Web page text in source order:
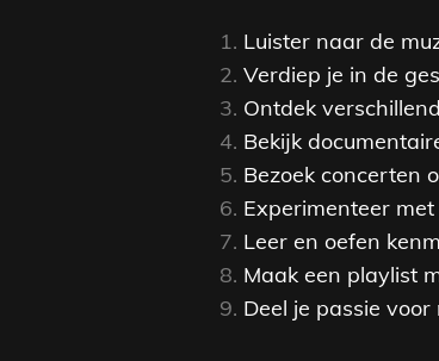
Luister naar de
Verdiep je in de
Ontdek
Bekijk
Bezoek concerten
Experimenteer
Leer en oefen
Maak een playlist
Deel je passie